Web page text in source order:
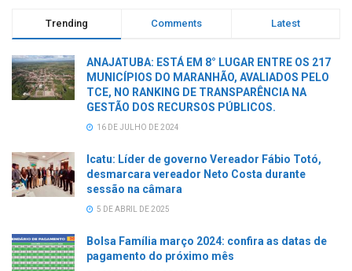
Trending Comments Latest
ANAJATUBA: ESTÁ EM 8° LUGAR ENTRE OS 217
MUNICÍPIOS DO MARANHÃO, AVALIADOS PELO
TCE, NO RANKING DE TRANSPARÊNCIA NA
GESTÃO DOS RECURSOS PÚBLICOS.
16 DE JULHO DE 2024
Icatu: Líder de governo Vereador Fábio Totó,
desmarcara vereador Neto Costa durante
sessão na câmara
5 DE ABRIL DE 2025
Bolsa Família março 2024: confira as datas de
pagamento do próximo mês